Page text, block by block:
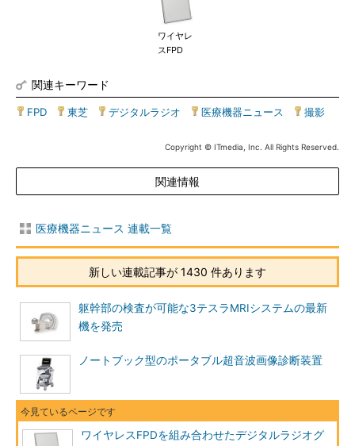
ワイヤレ
スFPD
関連キーワード
FPD 東芝 デジタルラジオ 医療機器ニュース 撮影
Copyright © ITmedia, Inc. All Rights Reserved.
関連情報
医療機器ニュース 連載一覧
新しい連載記事が 1430 件あります
躯幹部の検査が可能な3テスラMRIシステムの最新
機を発売
ノートブック型のポータブル超音波画像診断装置
ワイヤレスFPDを組み合わせたデジタルラジオグ